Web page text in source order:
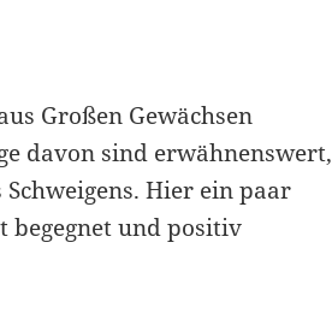
Großen Gewächsen
davon sind erwähnenswert,
Hier ein paar
begegnet und positiv